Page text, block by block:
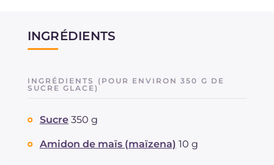
INGRÉDIENTS
INGRÉDIENTS (POUR ENVIRON 350 G DE
SUCRE GLACE)
Sucre 350 g
Amidon de maïs (maïzena) 10 g